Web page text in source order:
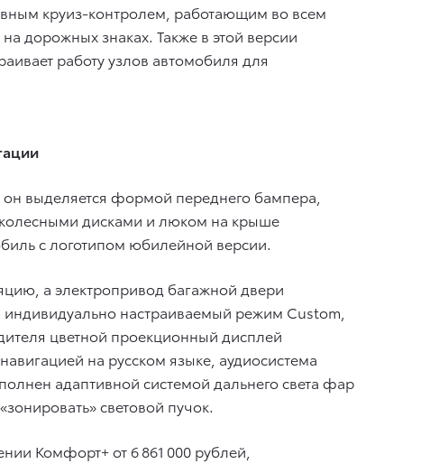
круиз-контролем, работающим во всем
дорожных знаках. Также в этой версии
работу узлов автомобиля для
выделяется формой переднего бампера,
дисками и люком на крыше
с логотипом юбилейной версии.
а электропривод багажной двери
настраиваемый режим Custom,
цветной проекционный дисплей
на русском языке, аудиосистема
адаптивной системой дальнего света фар
световой пучок.
Комфорт+ от 6 861 000 рублей,